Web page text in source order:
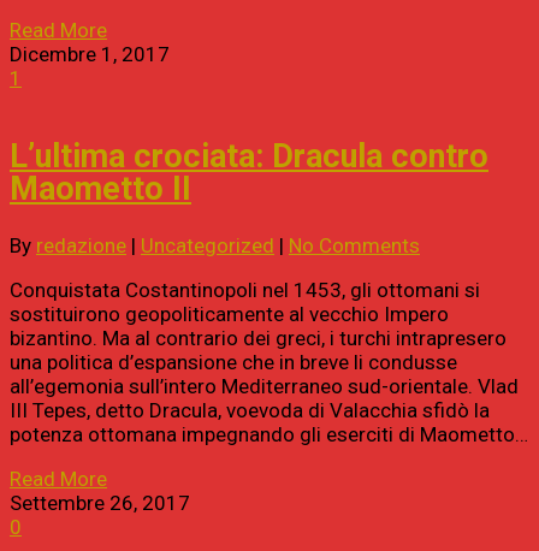
Read More
Dicembre 1, 2017
1
L’ultima crociata: Dracula contro
Maometto II
By redazione | Uncategorized | No Comments
Conquistata Costantinopoli nel 1453, gli ottomani si
sostituirono geopoliticamente al vecchio Impero
bizantino. Ma al contrario dei greci, i turchi intrapresero
una politica d’espansione che in breve li condusse
all’egemonia sull’intero Mediterraneo sud-orientale. Vlad
III Tepes, detto Dracula, voevoda di Valacchia sfidò la
potenza ottomana impegnando gli eserciti di Maometto…
Read More
Settembre 26, 2017
0